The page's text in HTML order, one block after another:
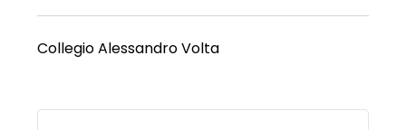
Collegio Alessandro Volta